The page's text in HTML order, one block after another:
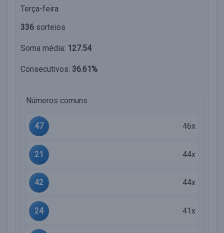
Terça-feira
336 sorteios
Soma média: 127.54
Consecutivos: 36.61%
Números comuns
47 46x
21 44x
42 44x
24 41x